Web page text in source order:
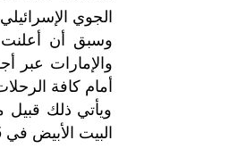
الجوي
وسبق أن أعلنت
والإمارات عبر
أمام كافة
ويأتي ذلك قبيل
البيت الأبيض في 15 سبتمبر الجاري.